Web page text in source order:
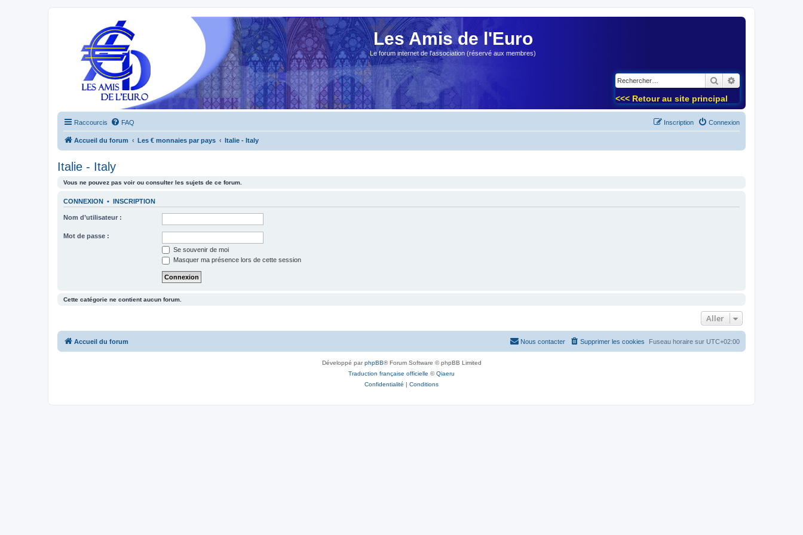
Les Amis de l'Euro
Le forum internet de l'association (réservé aux membres)
Rechercher
<<< Retour au site principal
Raccourcis FAQ Connexion
Inscription
Accueil du forum Les € monnaies par pays Italie - Italy
Italie - Italy
Vous ne pouvez pas voir ou consulter les sujets de ce forum.
CONNEXION • INSCRIPTION
Nom d’utilisateur :
Mot de passe :
Se souvenir de moi
Masquer ma présence lors de cette session
Cette catégorie ne contient aucun forum.
Aller
Accueil du forum Fuseau horaire sur UTC+02:00
Supprimer les cookies
Nous contacter
Développé parphpBB® Forum Software © phpBB Limited
Traduction française officielle ©Qiaeru
Confidentialité | Conditions